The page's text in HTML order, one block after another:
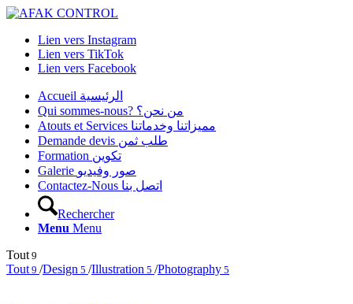
Lien vers Instagram
Lien vers TikTok
Lien vers Facebook
Accueil الرئيسية
Qui sommes-nous? من نحن؟
Atouts et Services مميزاتنا وخدماتنا
Demande devis طلب ثمن
Formation تكوين
Galerie صور وفيديو
Contactez-Nous اتصل بنا
Rechercher
Menu Menu
Tout9
Tout9 /Design 5 /Illustration 5 /Photography 5